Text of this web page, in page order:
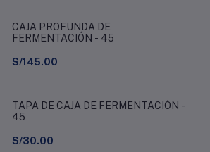
CAJA PROFUNDA DE
FERMENTACIÓN - 45
S/145.00
TAPA DE CAJA DE FERMENTACIÓN -
45
S/30.00